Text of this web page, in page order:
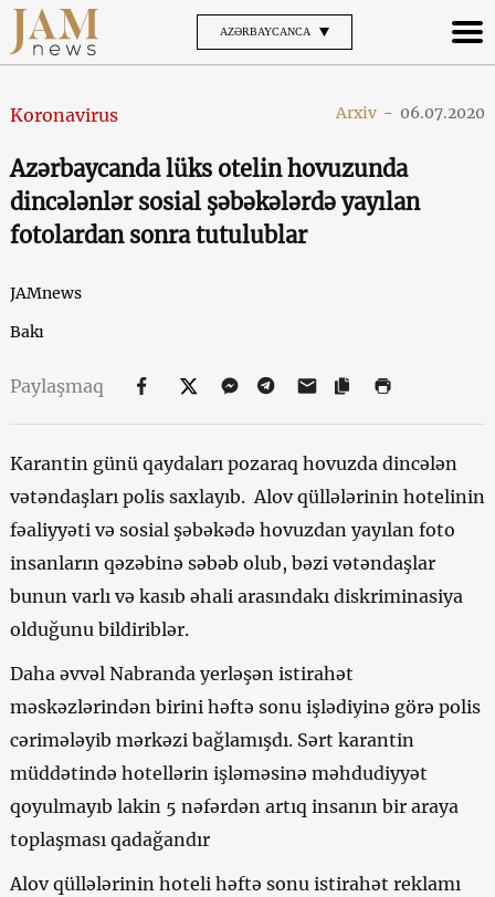
AZƏRBAYCANCA
Koronavirus Arxiv - 06.07.2020
Azərbaycanda lüks otelin hovuzunda
dincələnlər sosial şəbəkələrdə yayılan
fotolardan sonra tutulublar
JAMnews
Bakı
Paylaşmaq
Karantin günü qaydaları pozaraq hovuzda dincələn
vətəndaşları polis saxlayıb. Alov qüllələrinin hotelinin
fəaliyyəti və sosial şəbəkədə hovuzdan yayılan foto
insanların qəzəbinə səbəb olub, bəzi vətəndaşlar
bunun varlı və kasıb əhali arasındakı diskriminasiya
olduğunu bildiriblər.
Daha əvvəl Nabranda yerləşən istirahət
məskəzlərindən birini həftə sonu işlədiyinə görə polis
cərimələyib mərkəzi bağlamışdı. Sərt karantin
müddətində hotellərin işləməsinə məhdudiyyət
qoyulmayıb lakin 5 nəfərdən artıq insanın bir araya
toplaşması qadağandır
Alov qüllələrinin hoteli həftə sonu istirahət reklamı